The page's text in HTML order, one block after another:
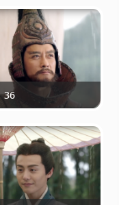
36